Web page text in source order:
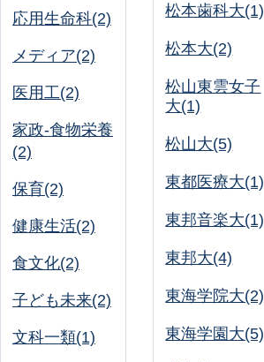
応用生命科(2)
メディア(2)
医用工(2)
家政-食物栄養
(2)
保育(2)
健康生活(2)
食文化(2)
子ども未来(2)
文科一類(1)
松本歯科大(1)
松本大(2)
松山東雲女子
大(1)
松山大(5)
東都医療大(1)
東邦音楽大(1)
東邦大(4)
東海学院大(2)
東海学園大(5)